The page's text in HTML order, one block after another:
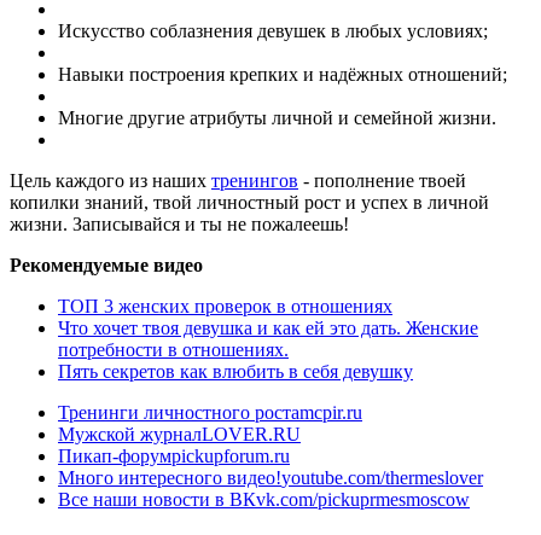
Искусство соблазнения девушек в любых условиях;
Навыки построения крепких и надёжных отношений;
Многие другие атрибуты личной и семейной жизни.
Цель каждого из наших тренингов - пополнение твоей
копилки знаний, твой личностный рост и успех в личной
жизни. Записывайся и ты не пожалеешь!
Рекомендуемые видео
ТОП 3 женских проверок в отношениях
Что хочет твоя девушка и как ей это дать. Женские
потребности в отношениях.
Пять секретов как влюбить в себя девушку
Тренинги личностного ростаmcpir.ru
Мужской журналLOVER.RU
Пикап-форумpickupforum.ru
Много интересного видео!youtube.com/thermeslover
Все наши новости в ВКvk.com/pickuprmesmoscow